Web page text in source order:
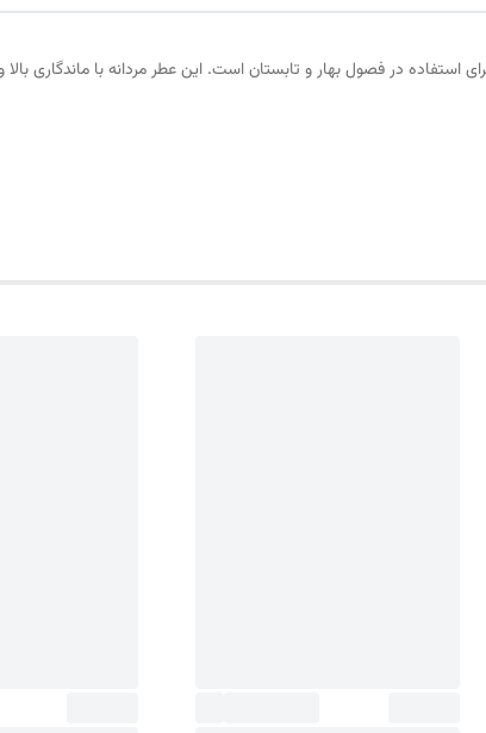
در فصول بهار و تابستان است. این عطر مردانه با ماندگاری بالا